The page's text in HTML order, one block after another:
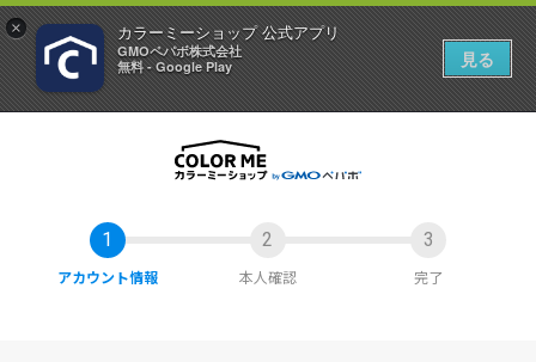
× カラーミーショップ 公式アプリ
GMOペパボ株式会社
無料 - Google Play
見る
アカウント情報 本人確認 完了